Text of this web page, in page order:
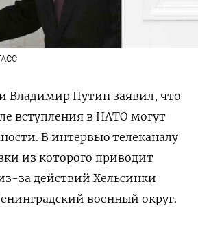
Владимир Путин заявил, что
вступления в НАТО могут
В интервью телеканалу
из которого приводит
за действий Хельсинки
военный округ.